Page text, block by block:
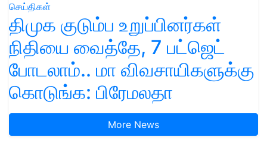
செய்திகள்
திமுக குடும்ப உறுப்பினர்கள்
நிதியை வைத்தே, 7 பட்ஜெட்
போடலாம்.. மா விவசாயிகளுக்கு
கொடுங்க: பிரேமலதா
More News